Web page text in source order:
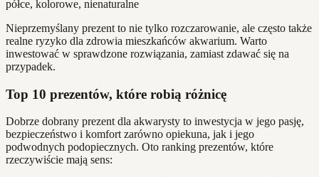
Nieprzemyślany prezent to nie tylko rozczarowanie, ale często także
realne ryzyko dla zdrowia mieszkańców akwarium. Warto
inwestować w sprawdzone rozwiązania, zamiast zdawać się na
przypadek.
Top 10 prezentów, które robią różnicę
Dobrze dobrany prezent dla akwarysty to inwestycja w jego pasję,
bezpieczeństwo i komfort zarówno opiekuna, jak i jego
podwodnych podopiecznych. Oto ranking prezentów, które
rzeczywiście mają sens: